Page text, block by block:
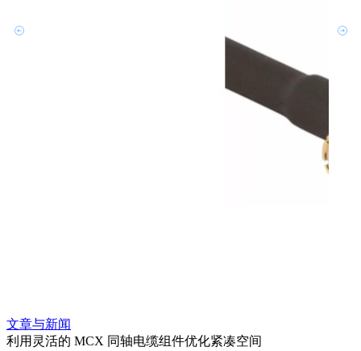
文章与新闻
利用灵活的 MCX 同轴电缆组件优化紧凑空间